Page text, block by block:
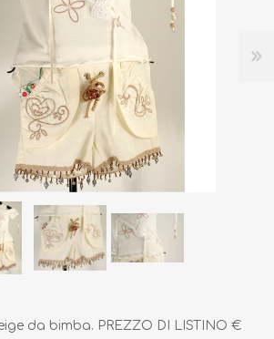
da bimba. PREZZO DI LISTINO €